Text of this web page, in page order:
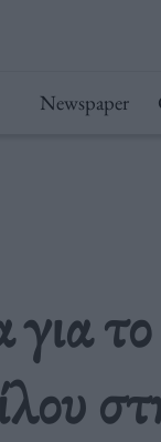
Newspaper